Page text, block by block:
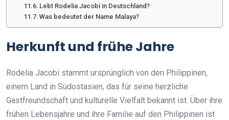
Lebt Rodelia Jacobi in Deutschland?
Was bedeutet der Name Malaya?
Herkunft und frühe Jahre
Rodelia Jacobi stammt ursprünglich von den Philippinen,
einem Land in Südostasien, das für seine herzliche
Gastfreundschaft und kulturelle Vielfalt bekannt ist. Über ihre
frühen Lebensjahre und ihre Familie auf den Philippinen ist